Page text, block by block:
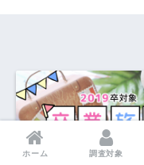
ホーム 調査対象